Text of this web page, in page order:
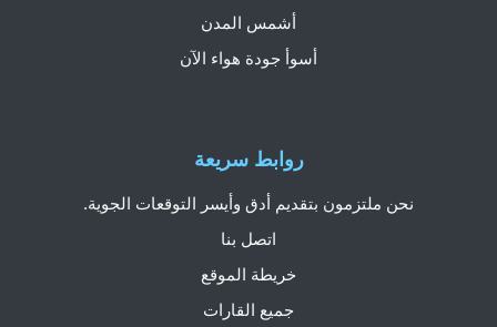
روابط سريعة
نحن ملتزمون بتقديم أدق وأيسر التوقعات الجوية.
اتصل بنا
خريطة الموقع
جميع القارات
أشمس المدن
أسوأ جودة هواء الآن